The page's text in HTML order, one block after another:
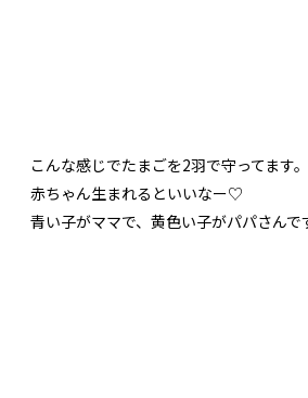
こんな感じでたまごを2羽で守ってます。
赤ちゃん生まれるといいなー♡
青い子がママで、黄色い子がパパさんで